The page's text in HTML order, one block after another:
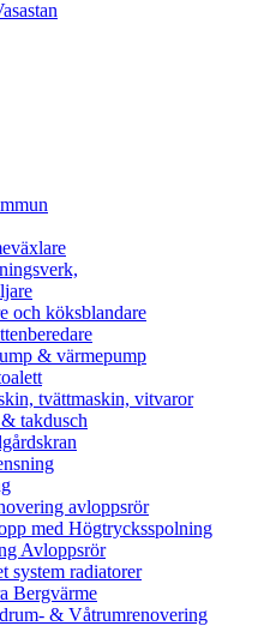
och köksblandare
& värmepump
tvättmaskin, vitvaror
takdusch
avloppsrör
med Högtrycksspolning
Avloppsrör
system radiatorer
Bergvärme
& Våtrumrenovering